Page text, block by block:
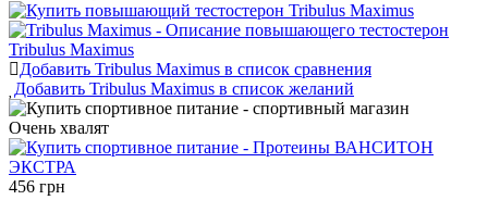
Добавить Tribulus Maximus в список сравнения
Добавить Tribulus Maximus в список желаний
Очень хвалят
456 грн